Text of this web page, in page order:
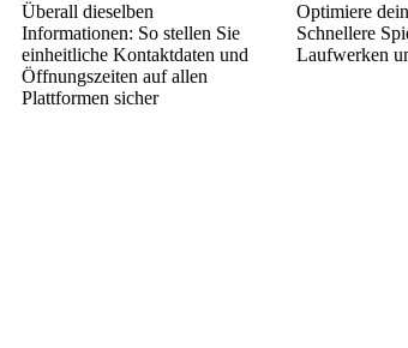
Überall dieselben
Informationen: So stellen Sie
einheitliche Kontaktdaten und
Öffnungszeiten auf allen
Plattformen sicher
Optimiere
Schnellere
Laufwerken